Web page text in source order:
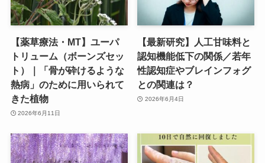
【薬草療法・MT】ユーパ
トリューム（ボーンズセッ
ト）｜「骨が砕けるような
熱病」のために用いられて
きた植物
2026年6月11日
【最新研究】人工甘味料と
認知機能低下の関係／若年
性認知症やブレインフォグ
との関連は？
2026年6月4日